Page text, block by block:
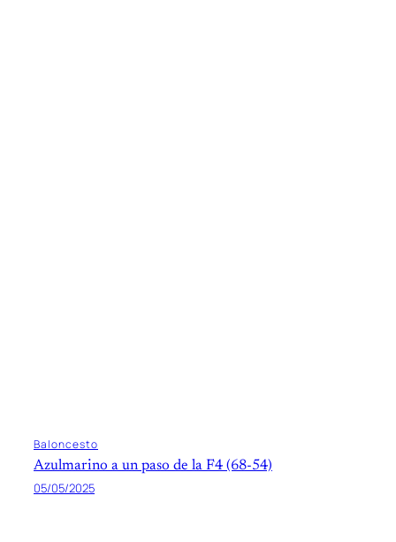
Baloncesto
Azulmarino a un paso de la F4 (68-54)
05/05/2025